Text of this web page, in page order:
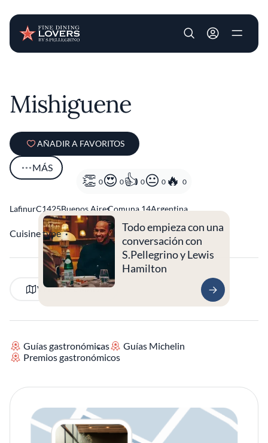
User account
Mishiguene
AÑADIR A FAVORITOS
MÁS
0 0 0 0 0
Todo empieza con una
conversación con
S.Pellegrino y Lewis
Hamilton
LafinurC1425Buenos AiresComuna 14Argentina
Cuisine type Israelí
VER EN EL MAPA
Guías gastronómicas
Guías Michelin
Premios gastronómicos